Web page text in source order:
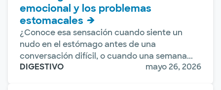
emocional y los problemas
estomacales
¿Conoce esa sensación cuando siente un
nudo en el estómago antes de una
conversación difícil, o cuando una semana...
DIGESTIVO
mayo 26, 2026